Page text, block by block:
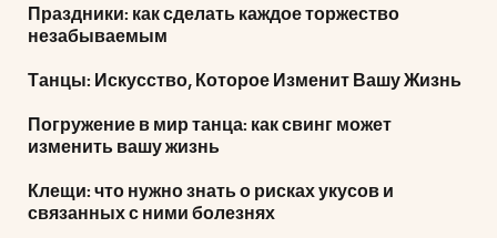
Праздники: как сделать каждое торжество
незабываемым
Танцы: Искусство, Которое Изменит Вашу Жизнь
Погружение в мир танца: как свинг может
изменить вашу жизнь
Клещи: что нужно знать о рисках укусов и
связанных с ними болезнях